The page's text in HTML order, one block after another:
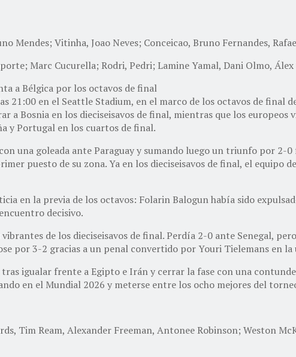
Mendes; Vitinha, Joao Neves; Conceicao, Bruno Fernandes,
Marc Cucurella; Rodri, Pedri; Lamine Yamal, Dani Olmo,
a Bélgica por los octavos de final
21:00 en el Seattle Stadium, en el marco de los octavos de
Bosnia en los dieciseisavos de final, mientras que los europeos
y Portugal en los cuartos de final.
una goleada ante Paraguay y sumando luego un triunfo por
puesto de su zona. Ya en los dieciseisavos de final, el
en la previa de los octavos: Folarin Balogun había sido
decisivo.
de los dieciseisavos de final. Perdía 2-0 ante Senegal,
por 3-2 gracias a un penal convertido por Youri Tielemans en la
igualar frente a Egipto e Irán y cerrar la fase con una
en el Mundial 2026 y meterse entre los ocho mejores del
Tim Ream, Alexander Freeman, Antonee Robinson; Weston